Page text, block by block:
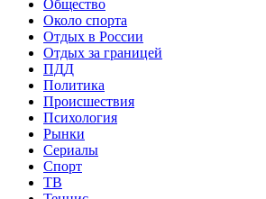
Общество
Около спорта
Отдых в России
Отдых за границей
ПДД
Политика
Происшествия
Психология
Рынки
Сериалы
Спорт
ТВ